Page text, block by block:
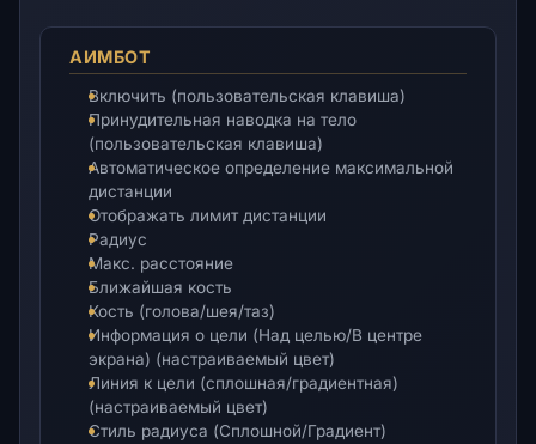
АИМБОТ
Включить (пользовательская клавиша)
Принудительная наводка на тело
(пользовательская клавиша)
Автоматическое определение максимальной
дистанции
Отображать лимит дистанции
Радиус
Макс. расстояние
Ближайшая кость
Кость (голова/шея/таз)
Информация о цели (Над целью/В центре
экрана) (настраиваемый цвет)
Линия к цели (сплошная/градиентная)
(настраиваемый цвет)
Стиль радиуса (Сплошной/Градиент)